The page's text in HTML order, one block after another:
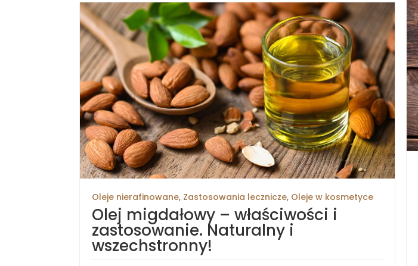
Oleje nierafinowane, Zastosowania lecznicze, Oleje w kosmetyce
Olej migdałowy – właściwości i
zastosowanie. Naturalny i
wszechstronny!